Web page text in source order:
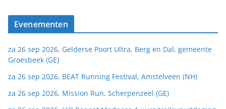
Evenementen
za 26 sep 2026, Gelderse Poort Ultra, Berg en Dal, gemeente
Groesbeek (GE)
za 26 sep 2026, BEAT Running Festival, Amstelveen (NH)
za 26 sep 2026, Mission Run, Scherpenzeel (GE)